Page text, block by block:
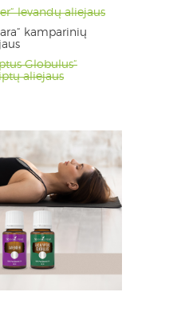
levandų aliejaus
kamparinių
Globulus“
aliejaus